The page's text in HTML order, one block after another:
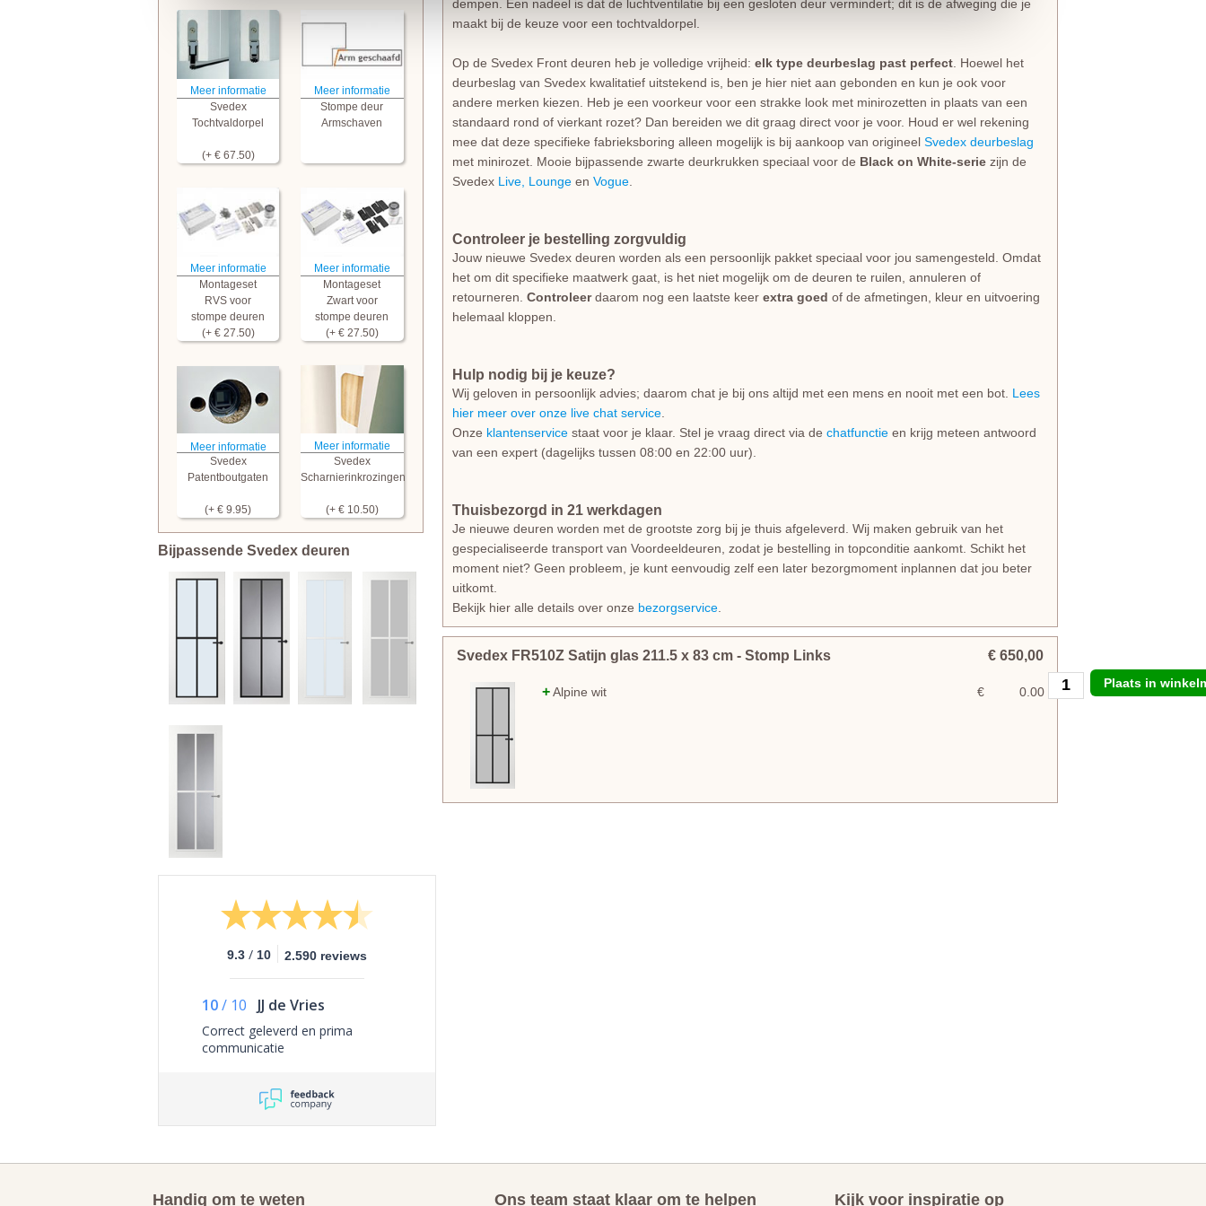
Meer informatie
Svedex
Tochtvaldorpel
(+ € 67.50)
Meer informatie
Stompe deur
Armschaven
Meer informatie
Montageset
RVS voor
stompe deuren
(+ € 27.50)
Meer informatie
Montageset
Zwart voor
stompe deuren
(+ € 27.50)
Meer informatie
Svedex
Patentboutgaten
(+ € 9.95)
Meer informatie
Svedex
Scharnierinkrozingen
(+ € 10.50)
Bijpassende Svedex deuren
9.3 / 10 2.590 reviews
10/ 10 JJ de Vries
Correct geleverd en prima
communicatie
dempen. Een nadeel is dat de luchtventilatie bij een gesloten deur vermindert; dit is de afweging die je
maakt bij de keuze voor een tochtvaldorpel.
Op de Svedex Front deuren heb je volledige vrijheid: elk type deurbeslag past perfect . Hoewel het
deurbeslag van Svedex kwalitatief uitstekend is, ben je hier niet aan gebonden en kun je ook voor
andere merken kiezen. Heb je een voorkeur voor een strakke look met minirozetten in plaats van een
standaard rond of vierkant rozet? Dan bereiden we dit graag direct voor je voor. Houd er wel rekening
mee dat deze specifieke fabrieksboring alleen mogelijk is bij aankoop van origineel Svedex deurbeslag
met minirozet. Mooie bijpassende zwarte deurkrukken speciaal voor de Black on White-serie zijn de
Svedex Live, Lounge en Vogue
Controleer je bestelling zorgvuldig
Jouw nieuwe Svedex deuren worden als een persoonlijk pakket speciaal voor jou samengesteld. Omdat
het om dit specifieke maatwerk gaat, is het niet mogelijk om de deuren te ruilen, annuleren of
retourneren. Controleerdaarom nog een laatste keer extra goed of de afmetingen, kleur en uitvoering
helemaal kloppen.
Hulp nodig bij je keuze?
Wij geloven in persoonlijk advies; daarom chat je bij ons altijd met een mens en nooit met een bot. Lees
hier meer over onze live chat service
Onze klantenservice staat voor je klaar. Stel je vraag direct via de chatfunctie en krijg meteen antwoord
van een expert (dagelijks tussen 08:00 en 22:00 uur).
Thuisbezorgd in 21 werkdagen
Je nieuwe deuren worden met de grootste zorg bij je thuis afgeleverd. Wij maken gebruik van het
gespecialiseerde transport van Voordeeldeuren, zodat je bestelling in topconditie aankomt. Schikt het
moment niet? Geen probleem, je kunt eenvoudig zelf een later bezorgmoment inplannen dat jou beter
uitkomt.
Bekijk hier alle details over onze bezorgservice
Svedex FR510Z Satijn glas 211.5 x 83 cm - Stomp Links € 650,00
+Alpine wit 0.00
€
Plaats in
Handig om te weten Ons team staat klaar om te helpen Kijk voor inspiratie op